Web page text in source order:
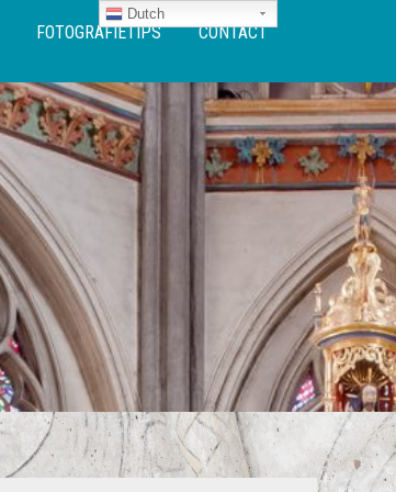
FOTOGRAFIETIPS CONTACT
Dutch